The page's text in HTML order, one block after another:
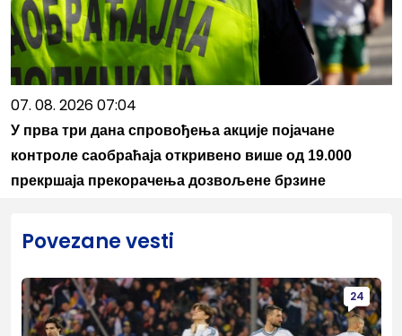
07. 08. 2026 07:04
У прва три дана спровођења акције појачане
контроле саобраћаја откривено више од 19.000
прекршаја прекорачења дозвољене брзине
Povezane vesti
24